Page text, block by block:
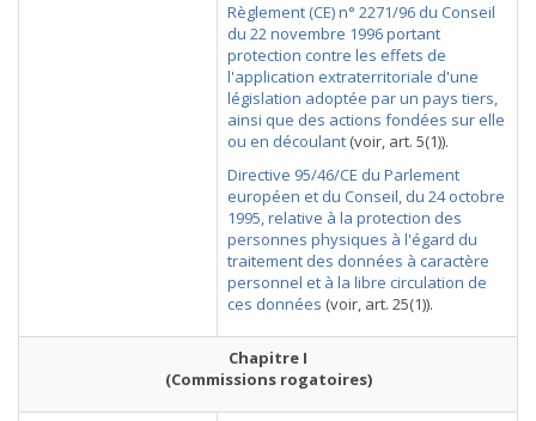
Règlement (CE) n° 2271/96 du Conseil
du 22 novembre 1996 portant
protection contre les effets de
l'application extraterritoriale d'une
législation adoptée par un pays tiers,
ainsi que des actions fondées sur elle
ou en découlant (voir, art. 5(1)).
Directive 95/46/CE du Parlement
européen et du Conseil, du 24 octobre
1995, relative à la protection des
personnes physiques à l'égard du
traitement des données à caractère
personnel et à la libre circulation de
ces données (voir, art. 25(1)).
Chapitre I
(Commissions rogatoires)